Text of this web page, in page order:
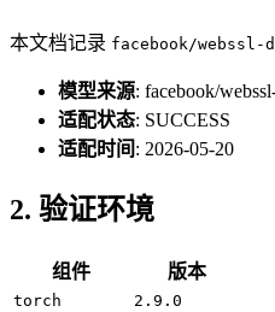
本文档记录 facebook/webssl-
模型来源: facebook/
适配状态: SUCCESS
适配时间 : 2026-05-20
2. 验证环境
组件 版本
torch
2.9.0